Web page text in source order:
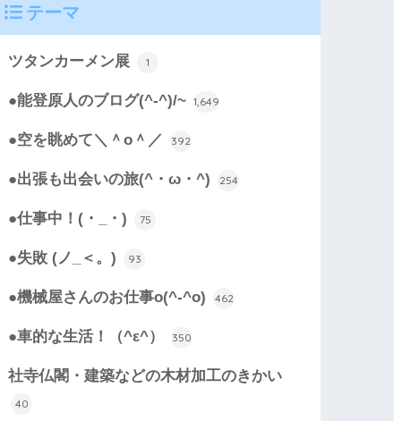
テーマ
ツタンカーメン展 1
●能登原人のブログ(^-^)/~ 1,649
●空を眺めて＼＾o＾／ 392
●出張も出会いの旅(^・ω・^) 254
●仕事中！(・_・) 75
●失敗 (ノ_＜。) 93
●機械屋さんのお仕事o(^-^o) 462
●車的な生活！（^ε^） 350
社寺仏閣・建築などの木材加工のきかい
40